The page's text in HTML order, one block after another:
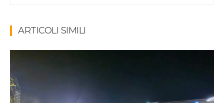
ARTICOLI SIMILI